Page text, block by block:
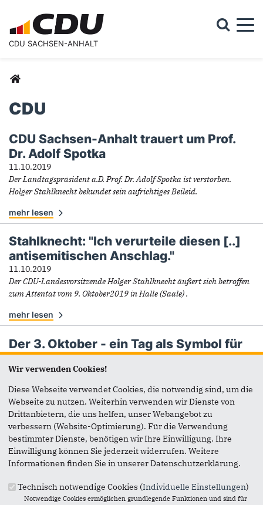
CDU SACHSEN-ANHALT
Suchformular
Sie sind hier
CDU
CDU
CDU Sachsen-Anhalt trauert um Prof.
Dr. Adolf Spotka
11.10.2019
Der Landtagspräsident a.D. Prof. Dr. Adolf Spotka ist verstorben.
Holger Stahlknecht bekundet sein aufrichtiges Beileid.
mehr lesen
Stahlknecht: "Ich verurteile diesen [..]
antisemitischen Anschlag."
11.10.2019
Der CDU-Landesvorsitzende Holger Stahlknecht äußert sich betroffen
zum Attentat vom 9. Oktober2019 in Halle (Saale) .
mehr lesen
Der 3. Oktober - ein Tag als Symbol für
Freiheit und Demokratie
03.10.2019
Am 3. Oktober 1990 sind mit der Wiedervereinigung die Grundlagen
für die heutige Demokratie gelegt worden.
mehr lesen
Detlef Gürth: "Wir müssen in der
Wirtschaft wieder überzeugen"
Der MIT-Landesvorsitzende Detlef Gürth will die Vereinigung
wieder als verlässliche Wirtschaftsorganisation der CDU
Wir verwenden Cookies!
Diese Webseite verwendet Cookies, die notwendig sind, um die
Webseite zu nutzen. Weiterhin verwenden wir Dienste von
Drittanbietern, die uns helfen, unser Webangebot zu
verbessern (Website-Optimierung). Für die Verwendung
bestimmter Dienste, benötigen wir Ihre Einwilligung. Ihre
Einwilligung können Sie jederzeit widerrufen. Weitere
Informationen finden Sie in unserer Datenschutzerklärung.
Technisch notwendige Cookies (Individuelle Einstellungen)
Notwendige Cookies ermöglichen grundlegende Funktionen und sind für